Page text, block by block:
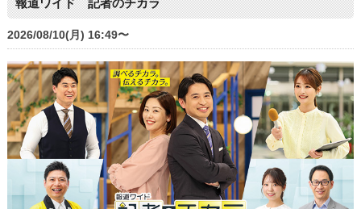
報道ワイド 記者のチカラ
2026/08/10(月) 16:49〜